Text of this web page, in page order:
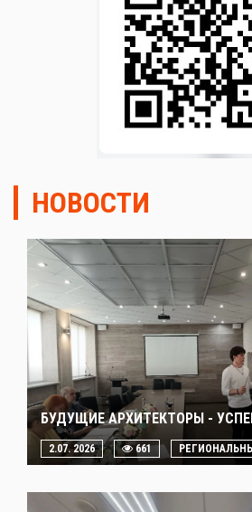
НОВОСТИ
БУДУЩИЕ АРХИТЕКТОРЫ -
2.07. 2026 661